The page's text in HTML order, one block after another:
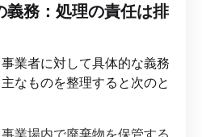
務：処理の責任は排
業者に対して具体的な義務
なものを整理すると次のと
業場内で廃棄物を保管する